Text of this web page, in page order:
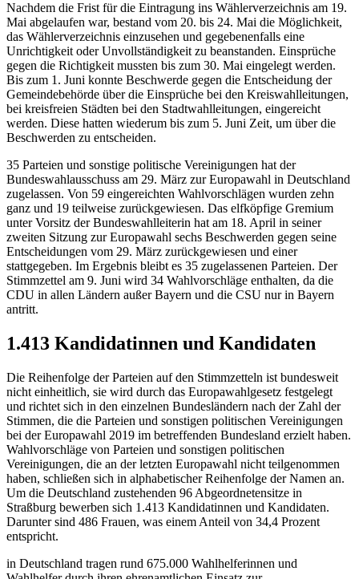
Nachdem die Frist für die Eintragung ins Wählerverzeichnis am 19.
Mai abgelaufen war, bestand vom 20. bis 24. Mai die Möglichkeit,
das Wählerverzeichnis einzusehen und gegebenenfalls eine
Unrichtigkeit oder Unvollständigkeit zu beanstanden. Einsprüche
gegen die Richtigkeit mussten bis zum 30. Mai eingelegt werden.
Bis zum 1. Juni konnte Beschwerde gegen die Entscheidung der
Gemeindebehörde über die Einsprüche bei den Kreiswahlleitungen,
bei kreisfreien Städten bei den Stadtwahlleitungen, eingereicht
werden. Diese hatten wiederum bis zum 5. Juni Zeit, um über die
Beschwerden zu entscheiden.
35 Parteien und sonstige politische Vereinigungen hat der
Bundeswahlausschuss am 29. März zur Europawahl in Deutschland
zugelassen. Von 59 eingereichten Wahlvorschlägen wurden zehn
ganz und 19 teilweise zurückgewiesen. Das elfköpfige Gremium
unter Vorsitz der Bundeswahlleiterin hat am 18. April in seiner
zweiten Sitzung zur Europawahl sechs Beschwerden gegen seine
Entscheidungen vom 29. März zurückgewiesen und einer
stattgegeben. Im Ergebnis bleibt es 35 zugelassenen Parteien. Der
Stimmzettel am 9. Juni wird 34 Wahlvorschläge enthalten, da die
CDU in allen Ländern außer Bayern und die CSU nur in Bayern
antritt.
1.413 Kandidatinnen und Kandidaten
Die Reihenfolge der Parteien auf den Stimmzetteln ist bundesweit
nicht einheitlich, sie wird durch das Europawahlgesetz festgelegt
und richtet sich in den einzelnen Bundesländern nach der Zahl der
Stimmen, die die Parteien und sonstigen politischen Vereinigungen
bei der Europawahl 2019 im betreffenden Bundesland erzielt haben.
Wahlvorschläge von Parteien und sonstigen politischen
Vereinigungen, die an der letzten Europawahl nicht teilgenommen
haben, schließen sich in alphabetischer Reihenfolge der Namen an.
Um die Deutschland zustehenden 96 Abgeordnetensitze in
Straßburg bewerben sich 1.413 Kandidatinnen und Kandidaten.
Darunter sind 486 Frauen, was einem Anteil von 34,4 Prozent
entspricht.
in Deutschland tragen rund 675.000 Wahlhelferinnen und